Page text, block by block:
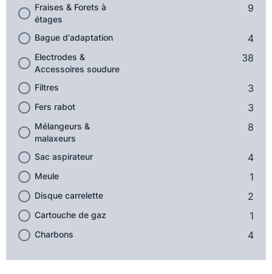
Fraises & Forets à
étages
9
Bague d'adaptation 4
Electrodes &
Accessoires soudure
38
Filtres 3
Fers rabot 3
Mélangeurs &
malaxeurs
8
Sac aspirateur 4
Meule 1
Disque carrelette 2
Cartouche de gaz 1
Charbons 4